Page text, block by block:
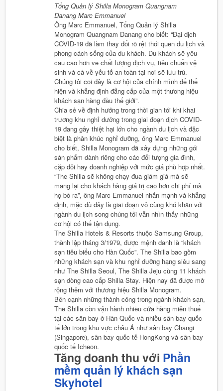
Tổng Quản lý Shilla Monogram Quangnam
Danang Marc Emmanuel
Ông Marc Emmanuel, Tổng Quản lý Shilla
Monogram Quangnam Danang cho biết: “Đại dịch
COVID-19 đã làm thay đổi rõ rệt thói quen du lịch và
phong cách sống của du khách. Du khách sẽ yêu
cầu cao hơn về chất lượng dịch vụ, tiêu chuẩn vệ
sinh và cả về yếu tố an toàn tại nơi sẽ lưu trú.
Chúng tôi coi đây là cơ hội của chính mình để thể
hiện và khẳng định đẳng cấp của một thương hiệu
khách sạn hàng đầu thế giới”.
Chia sẻ về định hướng trong thời gian tới khi khai
trương khu nghỉ dưỡng trong giai đoạn dịch COVID-
19 đang gây thiệt hại lớn cho ngành du lịch và đặc
biệt là phân khúc nghỉ dưỡng, ông Marc Emmanuel
cho biết, Shilla Monogram đã xây dựng những gói
sản phẩm dành riêng cho các đối tượng gia đình,
cặp đôi hay doanh nghiệp với mức giá phù hợp nhất.
“The Shilla sẽ không chạy đua giảm giá mà sẽ
mang lại cho khách hàng giá trị cao hơn chi phí mà
họ bỏ ra”, ông Marc Emmanuel nhấn mạnh và khẳng
định, mặc dù đây là giai đoạn vô cùng khó khăn với
ngành du lịch song chúng tôi vẫn nhìn thấy những
cơ hội có thế tận dụng.
The Shilla Hotels & Resorts thuộc Samsung Group,
thành lập tháng 3/1979, được mệnh danh là “khách
sạn tiêu biểu cho Hàn Quốc”. The Shilla bao gồm
những khách sạn và khu nghỉ dưỡng hạng siêu sang
như The Shilla Seoul, The Shilla Jeju cùng 11 khách
sạn dòng cao cấp Shilla Stay. Hiện nay đã được mở
rộng thêm với thương hiệu Shilla Monogram.
Bên cạnh những thành công trong ngành khách sạn,
The Shilla còn vận hành nhiều cửa hàng miễn thuế
tại các sân bay ở Hàn Quốc và nhiều sân bay quốc
tế lớn trong khu vực châu Á như sân bay Changi
(Singapore), sân bay quốc tế HongKong và sân bay
quốc tế Icheon.
Tăng doanh thu với Phần
mềm quản lý khách sạn
Skyhotel